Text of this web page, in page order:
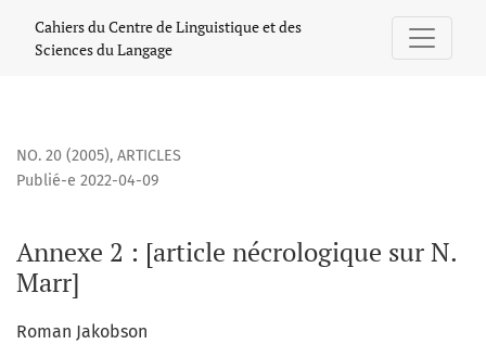
Cahiers du Centre de Linguistique et des
Sciences du Langage
NO. 20 (2005), ARTICLES
Annexe 2 : [article nécrologique sur N.
Marr]
Publié-e 2022-04-09
Roman Jakobson